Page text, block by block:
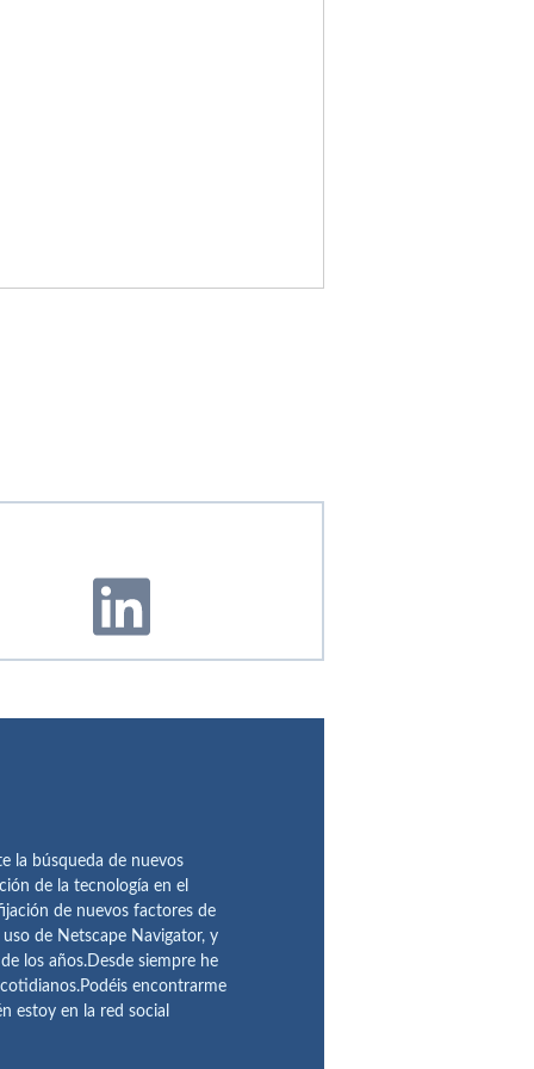
la búsqueda de nuevos
de la tecnología en el
de nuevos factores de
de Netscape Navigator, y
los años.Desde siempre he
encontrarme
estoy en la red social